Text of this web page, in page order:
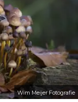
Wim Meijer Fotografie